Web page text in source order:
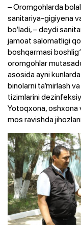
– Oromgohlarda
sanitariya-gigiyena
bo‘ladi, – deydi
jamoat salomatligi
boshqarmasi
oromgohlar
asosida ayni
binolarni ta’mirlash
tizimlarini
Yotoqxona,
mos ravishda